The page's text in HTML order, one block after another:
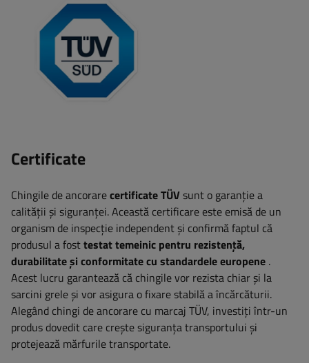
Certificate
Chingile de ancorarecertificate TÜVsunt o garanție a
calității și siguranței. Această certificare este emisă de un
organism de inspecție independent și confirmă faptul că
produsul a fosttestat temeinic pentru rezistență,
durabilitate și conformitate cu standardele europene .
Acest lucru garantează că chingile vor rezista chiar și la
sarcini grele și vor asigura o fixare stabilă a încărcăturii.
Alegând chingi de ancorare cu marcaj TÜV, investiți într-un
produs dovedit care crește siguranța transportului și
protejează mărfurile transportate.